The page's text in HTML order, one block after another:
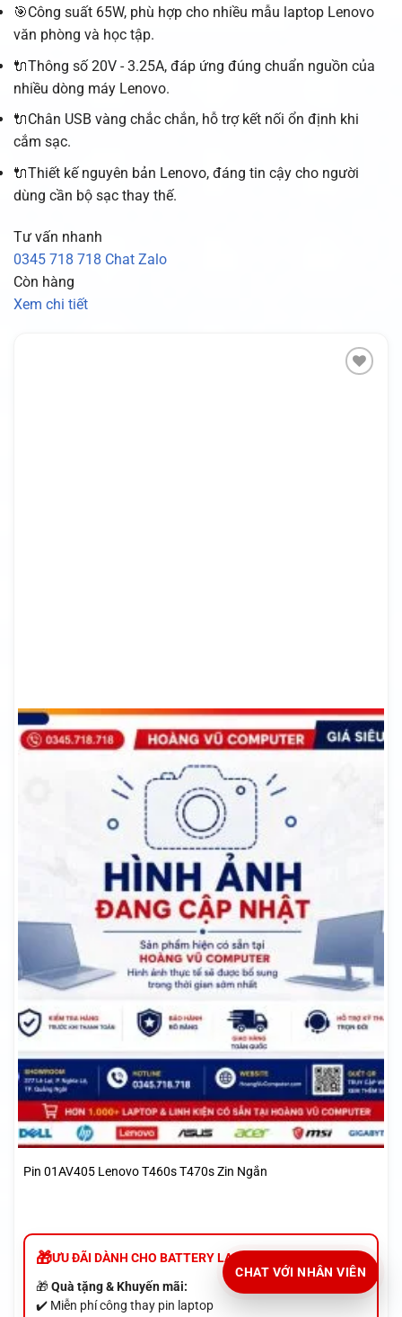
🎯Công suất 65W, phù hợp cho nhiều mẫu laptop Lenovo
văn phòng và học tập.
🔌Thông số 20V - 3.25A, đáp ứng đúng chuẩn nguồn của
nhiều dòng máy Lenovo.
🔌Chân USB vàng chắc chắn, hỗ trợ kết nối ổn định khi
cắm sạc.
🔌Thiết kế nguyên bản Lenovo, đáng tin cậy cho người
dùng cần bộ sạc thay thế.
Tư vấn nhanh
0345 718 718 Chat Zalo
Còn hàng
Xem chi tiết
Pin 01AV405 Lenovo T460s T470s Zin Ngắn
ƯU ĐÃI DÀNH CHO BATTERY LAPTOP
🎁Quà tặng & Khuyến mãi:
✔️ Miễn phí công thay pin laptop
CHAT VỚI NHÂN VIÊN